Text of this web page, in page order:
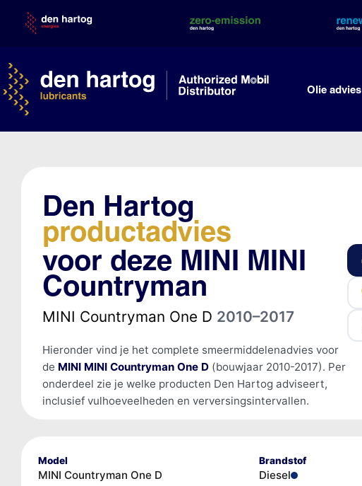
content
Olie advies
Den Hartog
productadvies
voor deze MINI MINI
Countryman
MINI Countryman One D 2010–2017
Hieronder vind je het complete smeermiddelenadvies voor
de MINI MINI Countryman One D(bouwjaar 2010-2017). Per
onderdeel zie je welke producten Den Hartog adviseert,
inclusief vulhoeveelheden en verversingsintervallen.
Model
MINI Countryman One D
Brandstof
Diesel